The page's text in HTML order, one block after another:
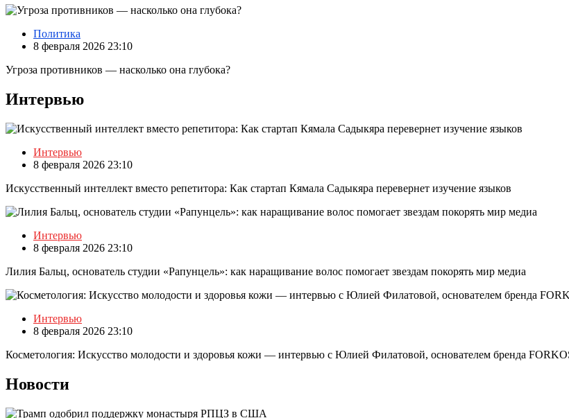
Политика
8 февраля 2026 23:10
Угроза противников — насколько она глубока?
Интервью
Интервью
8 февраля 2026 23:10
Искусственный интеллект вместо репетитора: Как стартап Кямала Садыкяра перевернет изучение языков
Интервью
8 февраля 2026 23:10
Лилия Бальц, основатель студии «Рапунцель»: как наращивание волос помогает звездам покорять мир медиа
Интервью
8 февраля 2026 23:10
Косметология: Искусство молодости и здоровья кожи — интервью с Юлией Филатовой, основателем бренда
Новости